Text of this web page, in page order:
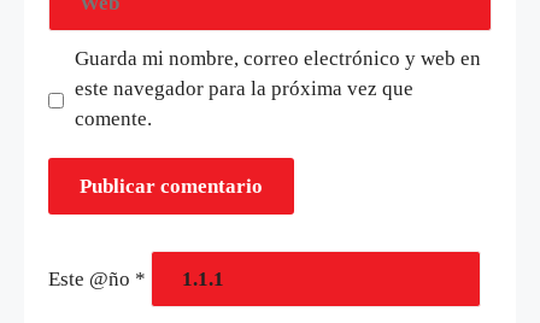
Guarda mi nombre, correo electrónico y web en
este navegador para la próxima vez que
comente.
Este @ño *